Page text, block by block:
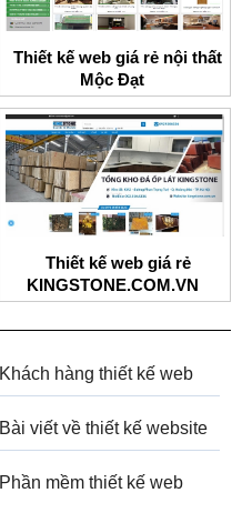
Thiết kế web giá rẻ nội thất
Mộc Đạt
Thiết kế web giá rẻ
KINGSTONE.COM.VN
Khách hàng thiết kế web
Bài viết về thiết kế website
Phần mềm thiết kế web